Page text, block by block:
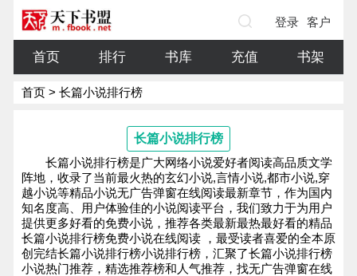
登录 客户
端
首页 排行 书库 充值 书架
首页 > 长篇小说排行榜
长篇小说排行榜
长篇小说排行榜是广大网络小说爱好者阅读高品质文学
阵地，收录了当前最火热的玄幻小说,言情小说,都市小说,穿
越小说等精品小说无广告弹窗在线阅读最新章节，作为国内
知名度高、用户体验佳的小说阅读平台，我们致力于为用户
提供更多好看的免费小说，推荐各类最新最热最好看的精品
长篇小说排行榜免费小说在线阅读 ，最受读者喜爱的全本原
创完结长篇小说排行榜小说排行榜，汇聚了长篇小说排行榜
小说热门推荐，精选推荐榜和人气推荐，找无广告弹窗在线